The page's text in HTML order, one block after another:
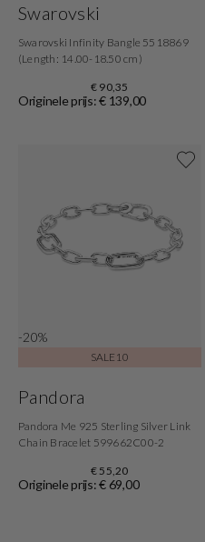
Swarovski
Swarovski Infinity Bangle 5518869
(Length: 14.00-18.50 cm)
€ 90,35
Originele prijs: € 139,00
-20%
SALE10
Pandora
Pandora Me 925 Sterling Silver Link
Chain Bracelet 599662C00-2
€ 55,20
Originele prijs: € 69,00